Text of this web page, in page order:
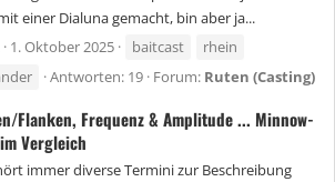
einer Dialuna gemacht, bin aber ja...
1. Oktober 2025 baitcast
rhein
Antworten: 19 Forum: Ruten (Casting)
Flanken, Frequenz & Amplitude ... Minnow-
Vergleich
immer diverse Termini zur Beschreibung